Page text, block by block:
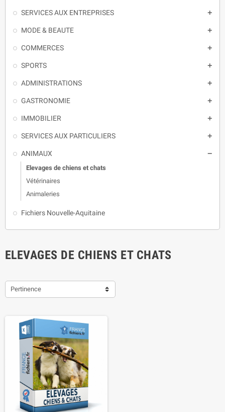
SERVICES AUX ENTREPRISES 
MODE & BEAUTE 
COMMERCES 
SPORTS 
ADMINISTRATIONS 
GASTRONOMIE 
IMMOBILIER 
SERVICES AUX PARTICULIERS 
ANIMAUX 
Elevages de chiens et chats
Vétérinaires
Animaleries
Fichiers Nouvelle-Aquitaine
ELEVAGES DE CHIENS ET CHATS
Pertinence